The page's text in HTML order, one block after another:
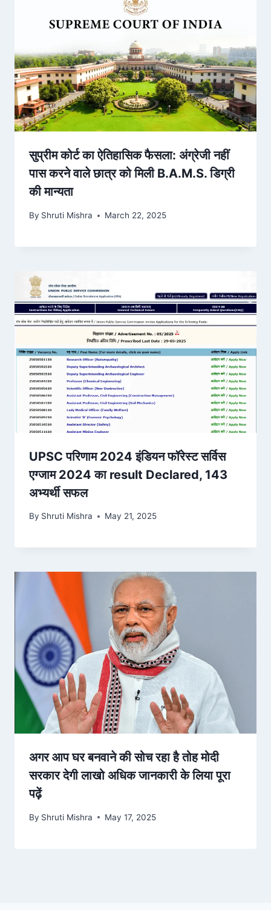
सुप्रीम कोर्ट का ऐतिहासिक फैसला: अंग्रेजी नहीं
पास करने वाले छात्र को मिली B.A.M.S. डिग्री
की मान्यता
By Shruti Mishra March 22, 2025
UPSC परिणाम 2024 इंडियन फॉरेस्ट सर्विस
एग्जाम 2024 का result Declared, 143
अभ्यर्थी सफल
By Shruti Mishra May 21, 2025
अगर आप घर बनवाने की सोच रहा है तोह मोदी
सरकार देगी लाखो अधिक जानकारी के लिया पूरा
पढ़ें
By Shruti Mishra May 17, 2025